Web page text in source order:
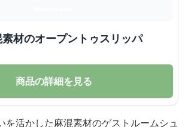
材のオープントゥスリッパ
商品の詳細を見る
を活かした麻混素材のゲストルームシュ